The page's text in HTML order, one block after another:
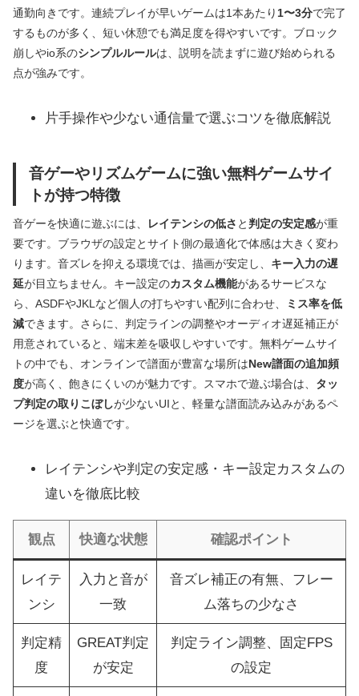
通勤向きです。連続プレイが早いゲームは1本あたり 1〜3分で完了
するものが多く、短い休憩でも満足度を得やすいです。ブロック
崩しやio系のシンプルルールは、説明を読まずに遊び始められる
点が強みです。
片手操作や少ない通信量で選ぶコツを徹底解説
音ゲーやリズムゲームに強い無料ゲームサイ
トが持つ特徴
音ゲーを快適に遊ぶには、 レイテンシの低さ と 判定の安定感が重
要です。ブラウザの設定とサイト側の最適化で体感は大きく変わ
ります。音ズレを抑える環境では、描画が安定し、 キー入力の遅
延が目立ちません。キー設定のカスタム機能があるサービスな
ら、ASDFやJKLなど個人の打ちやすい配列に合わせ、
ミス率を低
減できます。さらに、判定ラインの調整やオーディオ遅延補正が
用意されていると、端末差を吸収しやすいです。無料ゲームサイ
トの中でも、オンラインで譜面が豊富な場所はNew譜面の追加頻
度が高く、飽きにくいのが魅力です。スマホで遊ぶ場合は、 タッ
プ判定の取りこぼしが少ないUIと、軽量な譜面読み込みがあるペ
ージを選ぶと快適です。
レイテンシや判定の安定感・キー設定カスタムの
違いを徹底比較
観点 快適な状態 確認ポイント
レイテ
ンシ
入力と音が
一致
音ズレ補正の有無、フレー
ム落ちの少なさ
判定精
度
GREAT判定
が安定
判定ライン調整、固定FPS
の設定